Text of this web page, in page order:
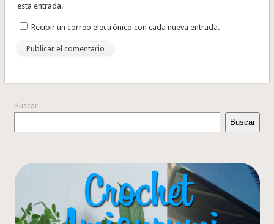
esta entrada.
Recibir un correo electrónico con cada nueva entrada.
Buscar
Buscar